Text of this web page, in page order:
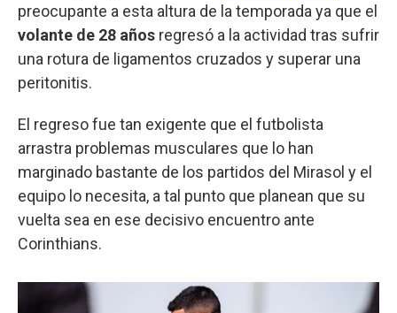
preocupante a esta altura de la temporada ya que el
volante de 28 años regresó a la actividad tras sufrir
una rotura de ligamentos cruzados y superar una
peritonitis.
El regreso fue tan exigente que el futbolista
arrastra problemas musculares que lo han
marginado bastante de los partidos del Mirasol y el
equipo lo necesita, a tal punto que planean que su
vuelta sea en ese decisivo encuentro ante
Corinthians.